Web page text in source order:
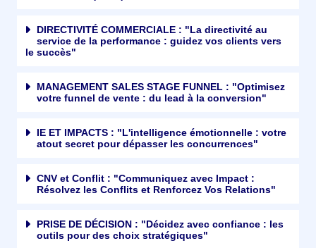
DIRECTIVITÉ COMMERCIALE : "La directivité au
service de la performance : guidez vos clients vers
le succès"
MANAGEMENT SALES STAGE FUNNEL : "Optimisez
votre funnel de vente : du lead à la conversion"
IE ET IMPACTS : "L'intelligence émotionnelle : votre
atout secret pour dépasser les concurrences"
CNV et Conflit : "Communiquez avec Impact :
Résolvez les Conflits et Renforcez Vos Relations"
PRISE DE DÉCISION : "Décidez avec confiance : les
outils pour des choix stratégiques"